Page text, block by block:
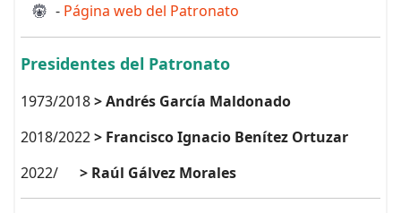
- Página web del Patronato
Presidentes del Patronato
1973/2018> Andrés García Maldonado
2018/2022> Francisco Ignacio Benítez Ortuzar
2022/
> Raúl Gálvez Morales